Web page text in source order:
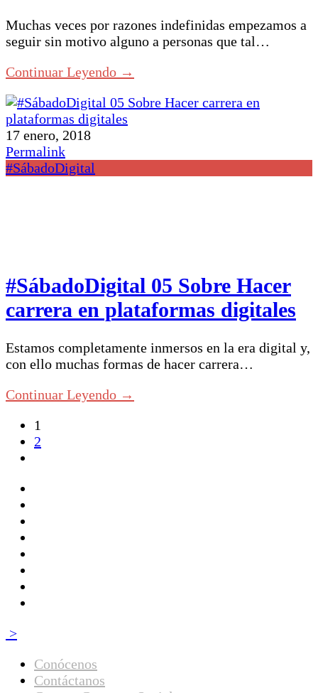
Muchas veces por razones indefinidas empezamos a
seguir sin motivo alguno a personas que tal…
Continuar Leyendo →
17 enero, 2018
Permalink
#SábadoDigital
#SábadoDigital 05 Sobre Hacer
carrera en plataformas digitales
Estamos completamente inmersos en la era digital y,
con ello muchas formas de hacer carrera…
Continuar Leyendo →
1
2
>
Conócenos
Contáctanos